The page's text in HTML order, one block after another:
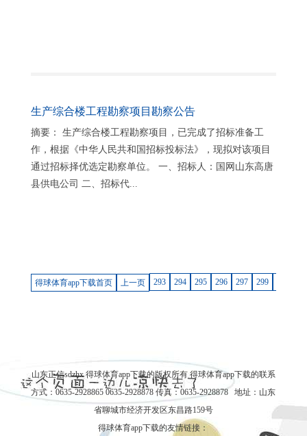
生产综合楼工程勘察项目勘察公告
摘要： 生产综合楼工程勘察项目，已完成了招标准备工
作，根据《中华人民共和国招标投标法》，现拟对该项目
通过招标择优选定勘察单位。 一、招标人：国网山东高唐
县供电公司 二、招标代...
得球体育app下载首页 上一页 293 294 295 296 297 299
山东正信sdzhx 得球体育app下载的版权所有得球体育app下载的联系
方式 ：0635-2928865 0635-2928878 传真：0635-2928878 地址：山东
省聊城市经济开发区东昌路159号
得球体育app下载的友情链接：